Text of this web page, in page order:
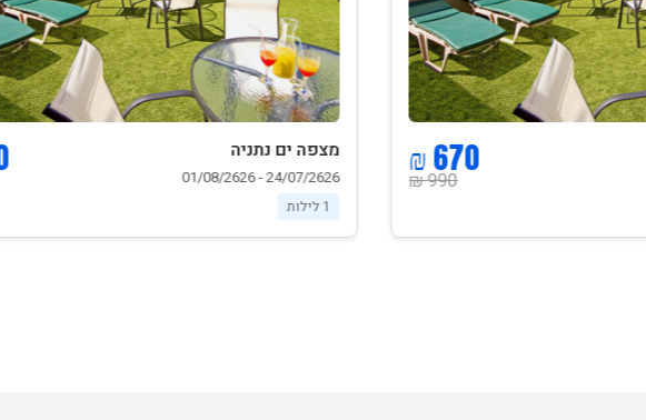
מצפה ים נתניה
24/07/2626 - 01/08/2626